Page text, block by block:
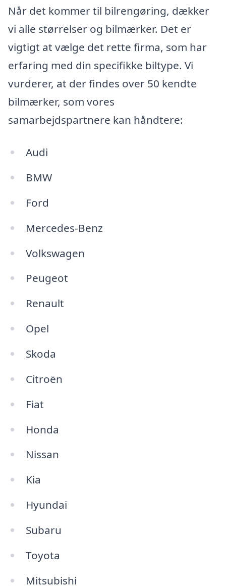
Når det kommer til bilrengøring, dækker
vi alle størrelser og bilmærker. Det er
vigtigt at vælge det rette firma, som har
erfaring med din specifikke biltype. Vi
vurderer, at der findes over 50 kendte
bilmærker, som vores
samarbejdspartnere kan håndtere:
Audi
BMW
Ford
Mercedes-Benz
Volkswagen
Peugeot
Renault
Opel
Skoda
Citroën
Fiat
Honda
Nissan
Kia
Hyundai
Subaru
Toyota
Mitsubishi